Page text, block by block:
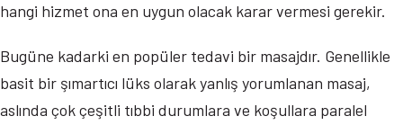
hangi hizmet ona en uygun olacak karar vermesi gerekir.
Bugüne kadarki en popüler tedavi bir masajdır. Genellikle
basit bir şımartıcı lüks olarak yanlış yorumlanan masaj,
aslında çok çeşitli tıbbi durumlara ve koşullara paralel